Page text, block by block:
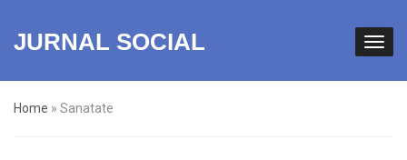
JURNAL SOCIAL
Home » Sanatate